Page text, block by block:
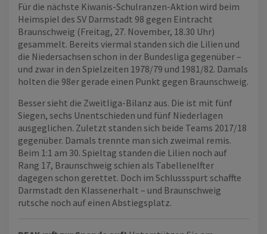
Für die nächste Kiwanis-Schulranzen-Aktion wird beim
Heimspiel des SV Darmstadt 98 gegen Eintracht
Braunschweig (Freitag, 27. November, 18.30 Uhr)
gesammelt. Bereits viermal standen sich die Lilien und
die Niedersachsen schon in der Bundesliga gegenüber –
und zwar in den Spielzeiten 1978/79 und 1981/82. Damals
holten die 98er gerade einen Punkt gegen Braunschweig.
Besser sieht die Zweitliga-Bilanz aus. Die ist mit fünf
Siegen, sechs Unentschieden und fünf Niederlagen
ausgeglichen. Zuletzt standen sich beide Teams 2017/18
gegenüber. Damals trennte man sich zweimal remis.
Beim 1:1 am 30. Spieltag standen die Lilien noch auf
Rang 17, Braunschweig schien als Tabellenelfter
dagegen schon gerettet. Doch im Schlussspurt schaffte
Darmstadt den Klassenerhalt – und Braunschweig
rutsche noch auf einen Abstiegsplatz.